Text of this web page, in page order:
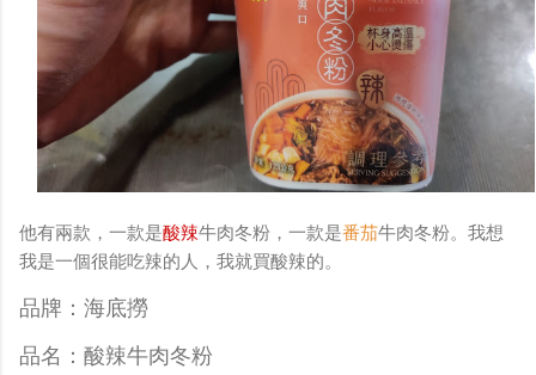
他有兩款，一款是酸辣牛肉冬粉，一款是番茄牛肉冬粉。我想
我是一個很能吃辣的人，我就買酸辣的。
品牌：海底撈
品名：酸辣牛肉冬粉